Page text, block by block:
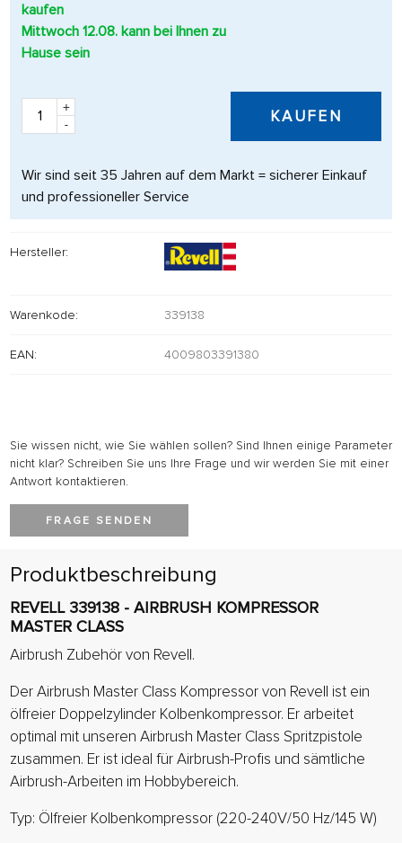
kaufen
Mittwoch 12.08. kann bei Ihnen zu
Hause sein
+
-
KAUFEN
Wir sind seit 35 Jahren auf dem Markt = sicherer Einkauf
und professioneller Service
Hersteller:
Warenkode: 339138
EAN: 4009803391380
Sie wissen nicht, wie Sie wählen sollen? Sind Ihnen einige Parameter
nicht klar? Schreiben Sie uns Ihre Frage und wir werden Sie mit einer
Antwort kontaktieren.
FRAGE SENDEN
Produktbeschreibung
REVELL 339138 - AIRBRUSH KOMPRESSOR
MASTER CLASS
Airbrush Zubehör von Revell.
Der Airbrush Master Class Kompressor von Revell ist ein
ölfreier Doppelzylinder Kolbenkompressor. Er arbeitet
optimal mit unseren Airbrush Master Class Spritzpistole
zusammen. Er ist ideal für Airbrush-Profis und sämtliche
Airbrush-Arbeiten im Hobbybereich.
Typ: Ölfreier Kolbenkompressor (220-240V/50 Hz/145 W)